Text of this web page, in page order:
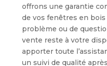
offrons une garantie
de vos fenêtres en bois
problème ou de
vente reste à votre
apporter toute
un suivi de qualité